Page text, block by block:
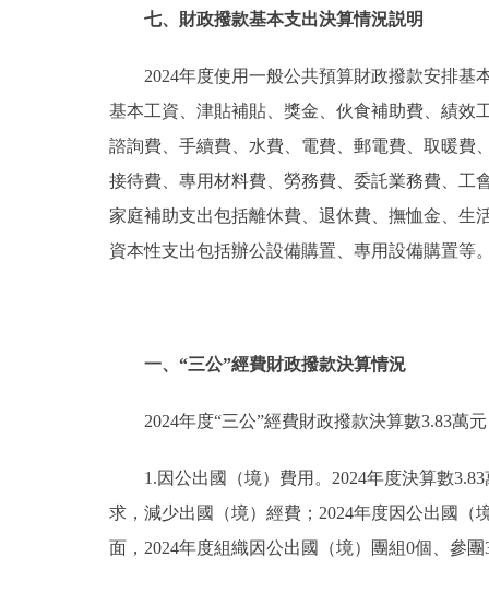
七、財政撥款基本支出決算情況説明
2024年度使用一般公共預算財政撥款安排基
基本工資、津貼補貼、獎金、伙食補助費、績效
諮詢費、手續費、水費、電費、郵電費、取暖費
接待費、專用材料費、勞務費、委託業務費、工
家庭補助支出包括離休費、退休費、撫恤金、生
資本性支出包括辦公設備購置、專用設備購置等
一、“三公”經費財政撥款決算情況
2024年度“三公”經費財政撥款決算數3.83萬
1.因公出國（境）費用。2024年度決算數
求，減少出國（境）經費；2024年度因公出國
面，2024年度組織因公出國（境）團組0個、參團